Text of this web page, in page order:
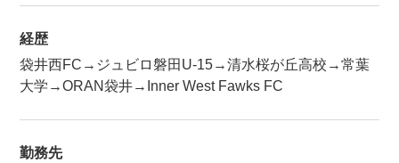
経歴
袋井西FC→ジュビロ磐田U-15→清水桜が丘高校→常葉
大学→ORAN袋井→Inner West Fawks FC
勤務先